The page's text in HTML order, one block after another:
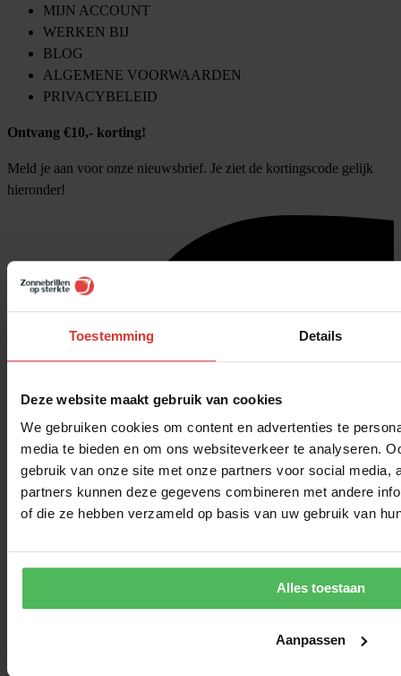
Toestemming Details
Deze website maakt gebruik van cookies
We gebruiken cookies om content en advertenties te
media te bieden en om ons websiteverkeer te analyseren.
gebruik van onze site met onze partners voor social media,
partners kunnen deze gegevens combineren met andere
of die ze hebben verzameld op basis van uw gebruik van
Alles toestaan
Aanpassen
MIJN ACCOUNT
WERKEN BIJ
BLOG
ALGEMENE VOORWAARDEN
PRIVACYBELEID
Ontvang €10,- korting!
Meld je aan voor onze nieuwsbrief. Je ziet de kortingscode gelijk
hieronder!